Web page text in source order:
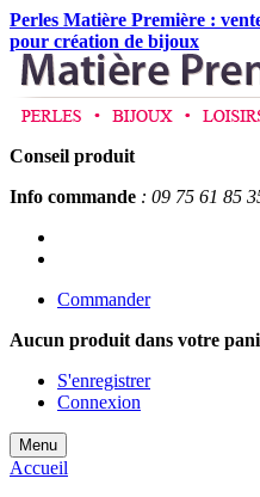
Perles Matière Première :
pour création de bijoux
Conseil produit
Info commande : 09 75 61 85
Commander
Aucun produit dans votre
S'enregistrer
Connexion
Menu
Accueil